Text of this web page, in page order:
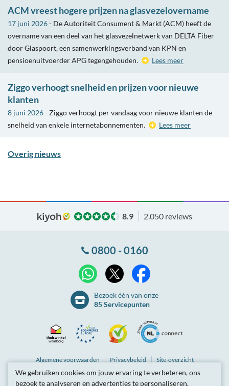
ACM vreest hogere prijzen na glasvezelovername
17 juni 2026- De Autoriteit Consument & Markt (ACM) heeft de
overname van een deel van het glasvezelnetwerk van DELTA Fiber
door Glaspoort, een samenwerkingsverband van KPN en
pensioenuitvoerder APG tegengehouden.
Lees meer
Ziggo verhoogt snelheid en prijzen voor nieuwe
klanten
8 juni 2026- Ziggo verhoogt per vandaag voor nieuwe klanten de
snelheid van enkele internetabonnementen.
Lees meer
Overig nieuws
8.9 2.050 reviews
0800 - 0160
WhatsApp
Bezoek één van onze
85 Servicepunten
WaarborgEurope
Algemenevoorwaarden Privacybeleid Site-overzicht
Partnerprogramma Tarieven zijn inclusief btw.
We gebruiken cookies om jouw ervaring te verbeteren, ons
bezoek te analyseren en advertenties te personaliseren.